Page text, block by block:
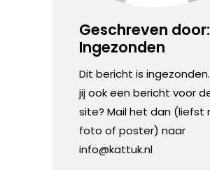
Geschreven door:
Ingezonden
Dit bericht is
jij ook een bericht voor
site? Mail het dan (liefst
foto of poster) naar
info@kattuk.nl